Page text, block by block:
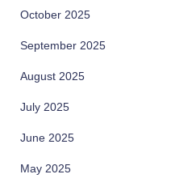
October 2025
September 2025
August 2025
July 2025
June 2025
May 2025